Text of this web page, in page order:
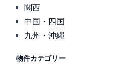
関西
中国・四国
九州・沖縄
物件カテゴリー